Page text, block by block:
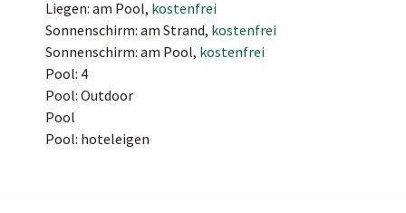
Liegen: am Pool, kostenfrei
Sonnenschirm: am Strand, kostenfrei
Sonnenschirm: am Pool, kostenfrei
Pool: 4
Pool: Outdoor
Pool
Pool: hoteleigen